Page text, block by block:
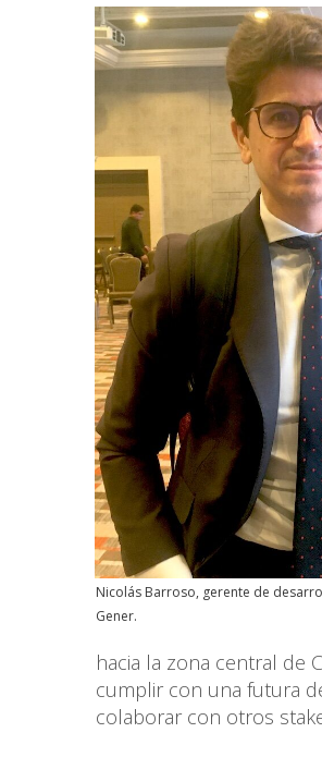
Nicolás Barroso, gerente de
Gener.
hacia la zona central de
cumplir con una futura
colaborar con otros